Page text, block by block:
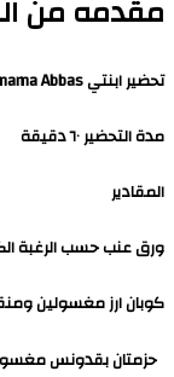
مقدمه من
تحضير ابنتي Omama Abbas
مدة التحضير ٦٠ دقيقة
المقادير
ورق عنب حسب الرغبة
كوبان ارز مغسولين
حزمتان بقدونس